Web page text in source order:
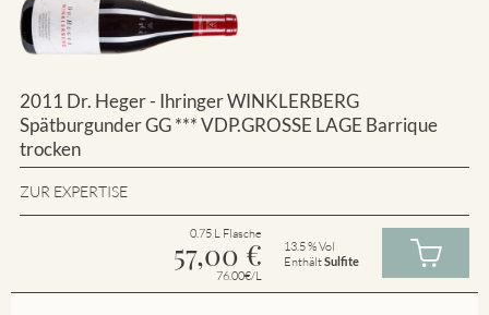
2011 Dr. Heger - Ihringer WINKLERBERG
Spätburgunder GG *** VDP.GROSSE LAGE Barrique
trocken
ZUR EXPERTISE
0.75 L Flasche
57,00 €
76.00€/L
13.5 % Vol
EnthältSulfite